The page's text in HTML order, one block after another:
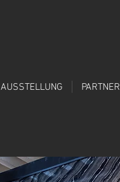
AUSSTELLUNG PARTNER